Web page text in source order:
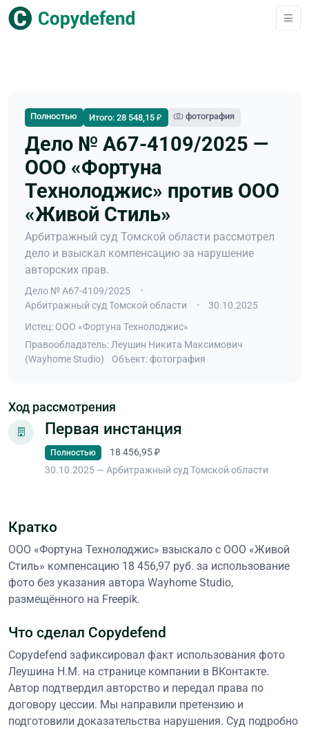
Полностью Итого: 28 548,15 ₽ фотография
Дело № А67-4109/2025 —
ООО «Фортуна
Технолоджис» против ООО
«Живой Стиль»
Арбитражный суд Томской области рассмотрел
дело и взыскал компенсацию за нарушение
авторских прав.
Дело № А67-4109/2025
Арбитражный суд Томской области
30.10.2025
Истец: ООО «Фортуна Технолоджис»
Правообладатель: Леушин Никита Максимович
(Wayhome Studio)
Объект: фотография
Ход рассмотрения
Первая инстанция
Полностью
18 456,95 ₽
30.10.2025 — Арбитражный суд Томской области
Кратко
ООО «Фортуна Технолоджис» взыскало с ООО «Живой
Стиль» компенсацию 18 456,97 руб. за использование
фото без указания автора Wayhome Studio,
размещённого на Freepik.
Что сделал Copydefend
Copydefend зафиксировал факт использования фото
Леушина Н.М. на странице компании в ВКонтакте.
Автор подтвердил авторство и передал права по
договору цессии. Мы направили претензию и
подготовили доказательства нарушения. Суд подробно